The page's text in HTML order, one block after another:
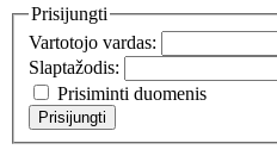
Prisijungti
Vartotojo vardas:
Slaptažodis:
Prisiminti duomenis
Prisijungti